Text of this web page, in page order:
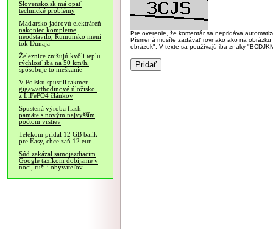
Slovensko.sk má opäť
technické problémy
Maďarsko jadrovú elektráreň
nakoniec kompletne
neodstavilo, Rumunsko mení
tok Dunaja
Železnice znižujú kvôli teplu
rýchlosť iba na 50 km/h,
spôsobuje to meškanie
V Poľsku spustili takmer
gigawatthodinové úložisko,
z LiFePO4 článkov
Spustená výroba flash
pamäte s novým najvyšším
počtom vrstiev
Telekom pridal 12 GB balík
pre Easy, chce zaň 12 eur
Súd zakázal samojazdiacim
Google taxíkom dobíjanie v
noci, rušili obyvateľov
Pre overenie, že komentár sa nepridáva
Písmená musíte zadávať rovnako ako na
obrázok". V texte sa používajú iba znaky